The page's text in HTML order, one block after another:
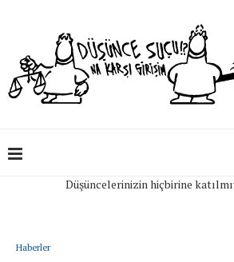
Düşüncelerinizin hiçbirine
Haberler